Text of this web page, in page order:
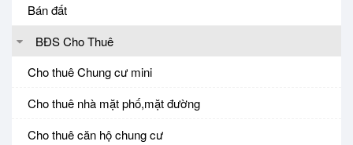
Bán đất
BĐS Cho Thuê
Cho thuê Chung cư mini
Cho thuê nhà mặt phố,mặt đường
Cho thuê căn hộ chung cư